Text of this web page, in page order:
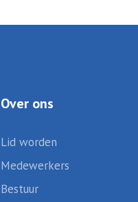
Over ons
Lid worden
Medewerkers
Bestuur